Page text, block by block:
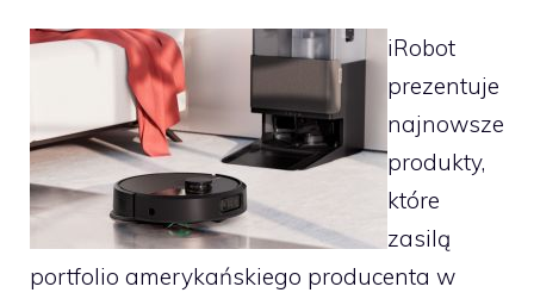
iRobot
prezentuje
najnowsze
produkty,
które
zasilą
portfolio amerykańskiego producenta w